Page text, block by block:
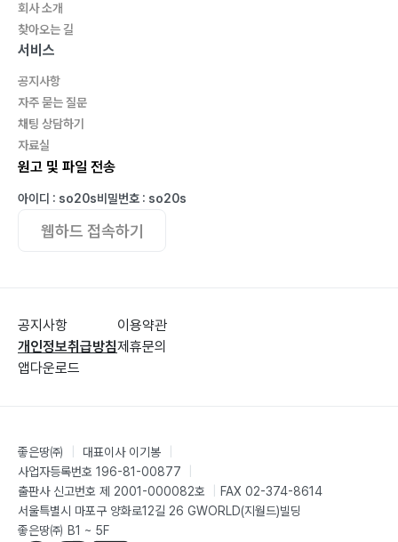
9. 보암모, 암 환우들에게 희망을 쏘다 ─ 173
10. 목숨을 담보한 지루한 싸움 ─ 177
11. 보험사의 ‘직접치료’ 운운하는 꼼수! ─ 180
12. 보암모의 인간愛에 힘찬 박수를 보낸다 ─ 183
13. 거부당한 암 보험금 재청구하자! ─ 186
14. 恨(한)이 憤怒(분노)로! ─ 190
15. 암 환자의 정당한 권리를 찾아주세요! ─ 195
16. 금감원과 보험사의 적폐와 횡포! ─ 199
급하라! ─ 204
4부 몸과 마음을 건강하게 하는 힐링여행
1. 황새바위 천주교도 순교지에서 삼덕송을 ─ 212
5. 노고단 정상에서 삶의 희망을 보다 ─ 224
6. 덕유산 향적봉 가을 산행에 나서다 ─ 227
7. 영암 월출산 등산과 맥반석 온천 ─ 230
8. 무등산 서석대 정상에서 사랑을 품다 ─ 233
회사 소개
찾아오는 길
서비스
공지사항
자주 묻는 질문
채팅 상담하기
자료실
원고 및 파일 전송
아이디 : so20s비밀번호 : so20s
웹하드 접속하기
공지사항
개인정보취급방침
앱다운로드
이용약관
제휴문의
좋은땅㈜ 대표이사 이기봉
사업자등록번호 196-81-00877
출판사 신고번호 제 2001-000082호
FAX 02-374-8614
서울특별시 마포구 양화로12길 26 GWORLD(지월드)빌딩
좋은땅㈜ B1 ~ 5F